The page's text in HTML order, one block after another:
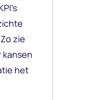
zie
kansen
het